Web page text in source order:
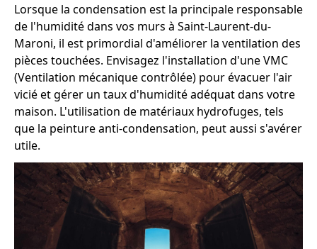
Lorsque la condensation est la principale responsable
de l'humidité dans vos murs à Saint-Laurent-du-
Maroni, il est primordial d'améliorer la ventilation des
pièces touchées. Envisagez l'installation d'une VMC
(Ventilation mécanique contrôlée) pour évacuer l'air
vicié et gérer un taux d'humidité adéquat dans votre
maison. L'utilisation de matériaux hydrofuges, tels
que la peinture anti-condensation, peut aussi s'avérer
utile.